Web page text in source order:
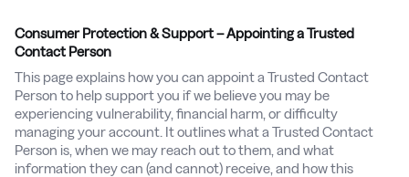
Consumer Protection & Support – Appointing a Trusted
Contact Person
This page explains how you can appoint a Trusted Contact
Person to help support you if we believe you may be
experiencing vulnerability, financial harm, or difficulty
managing your account. It outlines what a Trusted Contact
Person is, when we may reach out to them, and what
information they can (and cannot) receive, and how this